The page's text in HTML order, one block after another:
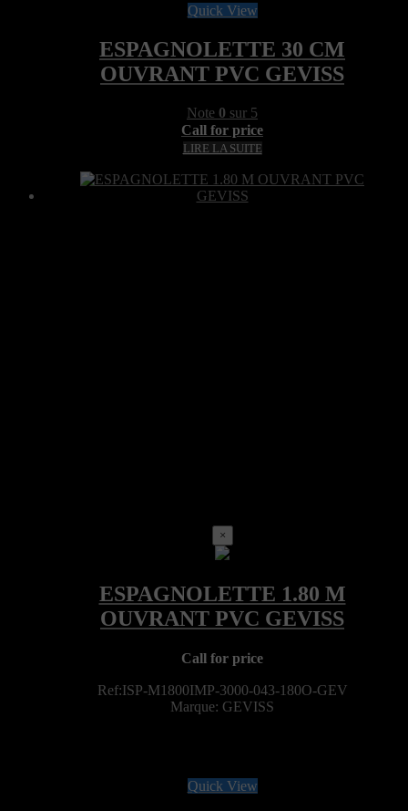
Quick View
ESPAGNOLETTE 30 CM
OUVRANT PVC GEVISS
Note 0 sur 5
Call for price
LIRE LA SUITE
×
Call for price
Ref:ISP-M1800IMP-3000-043-180O-GEV
Marque: GEVISS
Quick View